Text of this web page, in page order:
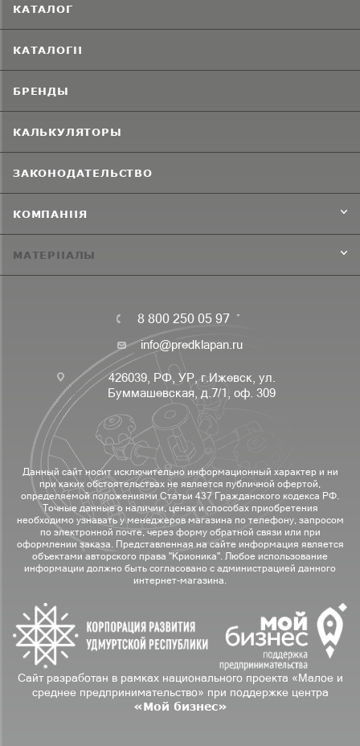
КАТАЛОГ
КАТАЛОГИ
БРЕНДЫ
КАЛЬКУЛЯТОРЫ
ЗАКОНОДАТЕЛЬСТВО
КОМПАНИЯ
МАТЕРИАЛЫ
8 800 250 05 97
info@predklapan.ru
426039, РФ, УР, г.Ижевск, ул.
Буммашевская, д.7/1, оф. 309
Данный сайт носит исключительно информационный характер и ни
при каких обстоятельствах не является публичной офертой,
определяемой положениями Статьи 437 Гражданского кодекса РФ.
Точные данные о наличии, ценах и способах приобретения
необходимо узнавать у менеджеров магазина по телефону, запросом
по электронной почте, через форму обратной связи или при
оформлении заказа. Представленная на сайте информация является
объектами авторского права "Крионика". Любое использование
информации должно быть согласовано с администрацией данного
интернет-магазина.
Сайт разработан в рамках национального проекта «Малое и
среднее предпринимательство» при поддержке центра
«Мой бизнес»